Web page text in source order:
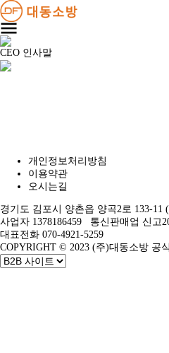
CEO 인사말
개인정보처리방침
이용약관
오시는길
경기도 김포시 양촌읍 양곡2로 133-11
사업자 1378186459 통신판매업 신고
대표전화 070-4921-5259
COPYRIGHT © 2023 (주)대동소방 공